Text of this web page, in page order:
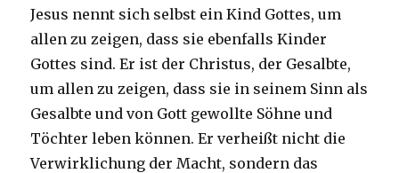
Jesus nennt sich selbst ein Kind Gottes, um
allen zu zeigen, dass sie ebenfalls Kinder
Gottes sind. Er ist der Christus, der Gesalbte,
um allen zu zeigen, dass sie in seinem Sinn als
Gesalbte und von Gott gewollte Söhne und
Töchter leben können. Er verheißt nicht die
Verwirklichung der Macht, sondern das